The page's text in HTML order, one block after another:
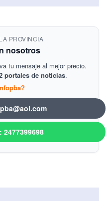
PROVINCIA
nosotros
tu mensaje al mejor precio.
portales de noticias.
2477399698